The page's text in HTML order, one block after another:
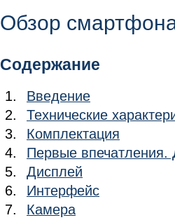
Обзор
Содержание
Введение
Технические
Комплектация
Первые впечатления.
Дисплей
Интерфейс
Камера